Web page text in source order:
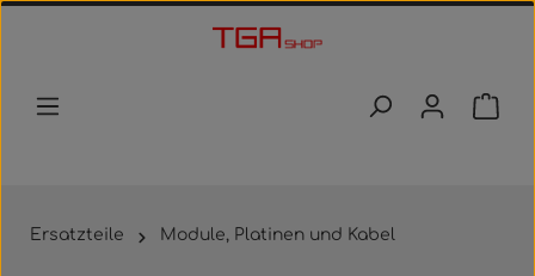
Zum Hauptinhalt springen
Ersatzteile Module, Platinen und Kabel